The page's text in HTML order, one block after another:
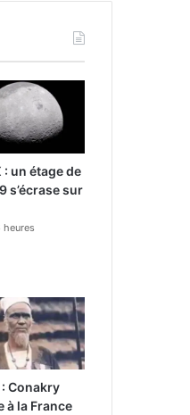
: un étage de
s’écrase sur
heures
Conakry
à la France